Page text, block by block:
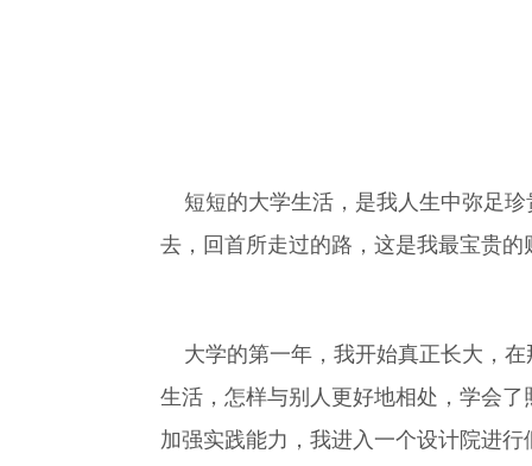
短短的大学生活，是我人生中弥足珍
去，回首所走过的路，这是我最宝贵
大学的第一年，我开始真正长大，在
生活，怎样与别人更好地相处，学会
加强实践能力，我进入一个设计院进